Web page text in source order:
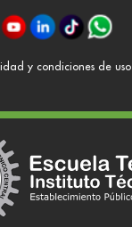
y condiciones de uso